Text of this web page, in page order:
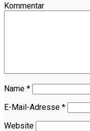
Kommentar
Name *
E-Mail-Adresse *
Website